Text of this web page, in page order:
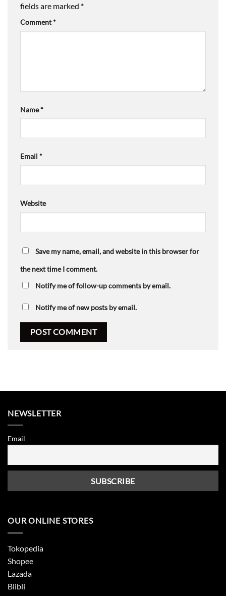
fields are marked *
Comment*
Name*
Email *
Website
Save my name, email, and website in this browser for
the next time I comment.
Notify me of follow-up comments by email.
Notify me of new posts by email.
NEWSLETTER
Email
OUR ONLINE STORES
Tokopedia
Shopee
Lazada
Blibli